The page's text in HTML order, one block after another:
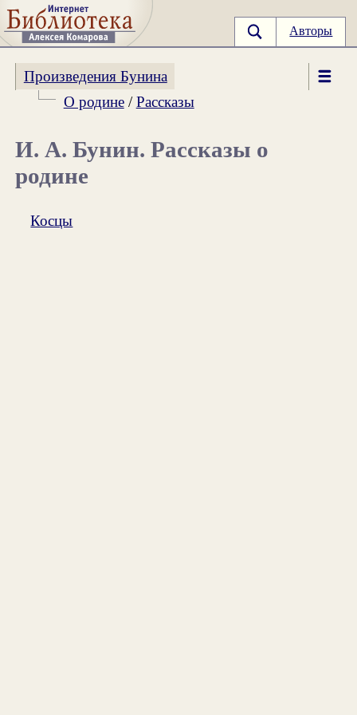
Авторы
Произведения Бунина
О родине/Рассказы
И. А. Бунин. Рассказы о
родине
Косцы